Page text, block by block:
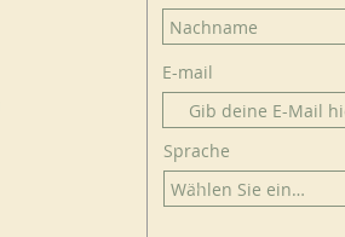
E-mail
Sprache